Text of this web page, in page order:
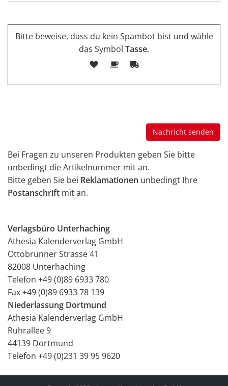
Bitte beweise, dass du kein Spambot bist und wähle
das Symbol Tasse.
Bei Fragen zu unseren Produkten geben Sie bitte
unbedingt die Artikelnummer mit an.
Bitte geben Sie bei Reklamationen unbedingt Ihre
Postanschrift mit an.
Verlagsbüro Unterhaching
Athesia Kalenderverlag GmbH
Ottobrunner Strasse 41
82008 Unterhaching
Telefon +49 (0)89 6933 780
Fax +49 (0)89 6933 78 139
Niederlassung Dortmund
Athesia Kalenderverlag GmbH
Ruhrallee 9
44139 Dortmund
Telefon +49 (0)231 39 95 9620